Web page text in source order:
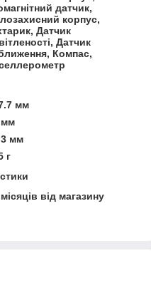
датчик,
корпус,
Датчик
Датчик
Компас,
мм
мм
мм
г
від магазину